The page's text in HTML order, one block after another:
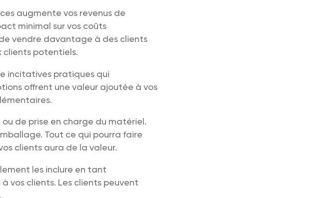
augmente vos revenus de
minimal sur vos coûts
vendre davantage à des clients
clients potentiels.
incitatives pratiques qui
offrent une valeur ajoutée à vos
de prise en charge du matériel.
Tout ce qui pourra faire
clients aura de la valeur.
les inclure en tant
vos clients. Les clients peuvent